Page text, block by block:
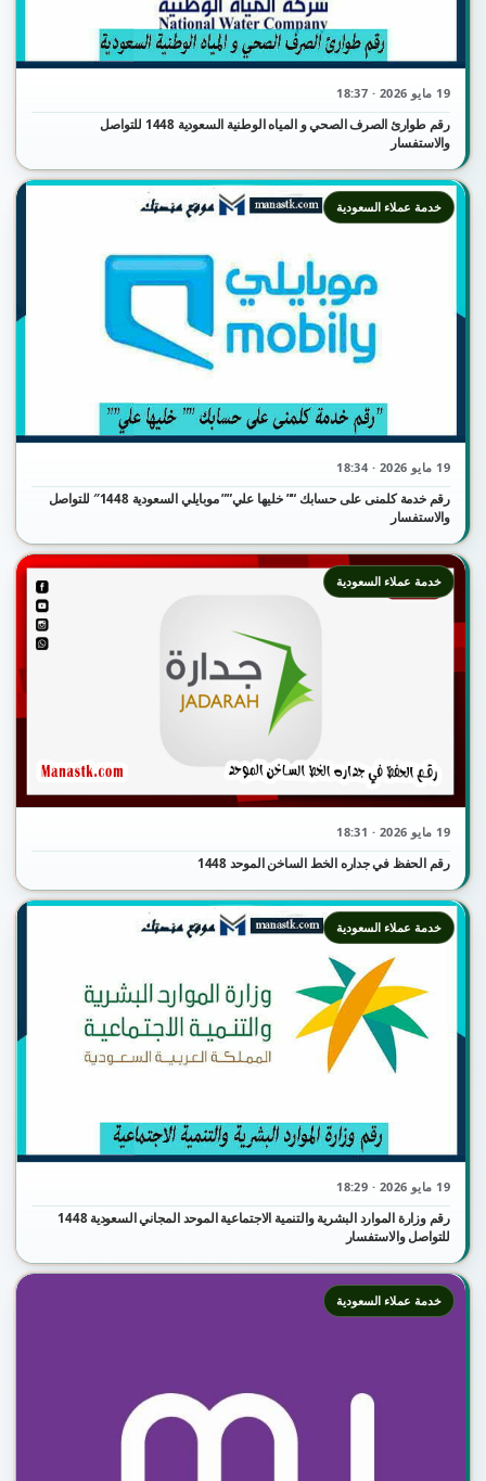
19 مايو 2026 · 18:37
رقم طوارئ الصرف الصحي و المياه الوطنية السعودية 1448 للتواصل
والاستفسار
19 مايو 2026 · 18:34
رقم خدمة كلمنى على حسابك “” خليها علي”” موبايلي السعودية 1448″ للتواصل
والاستفسار
خدمة عملاء السعودية
19 مايو 2026 · 18:31
رقم الحفظ في جداره الخط الساخن الموحد 1448
خدمة عملاء السعودية
19 مايو 2026 · 18:29
رقم وزارة الموارد البشرية والتنمية الاجتماعية الموحد المجاني السعودية 1448
للتواصل والاستفسار
خدمة عملاء السعودية
خدمة عملاء السعودية